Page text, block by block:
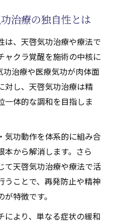
治療の独自性とは
は、天啓気功治療や療法で
ャクラ覚醒を施術の中核に
治療や医療気功が肉体面
対し、天啓気功治療は精
一体的な調和を目指しま
気功動作を体系的に組み合
本から解消します。さら
て天啓気功治療や療法で活
うことで、再発防止や精神
特徴です。
により、単なる症状の緩和